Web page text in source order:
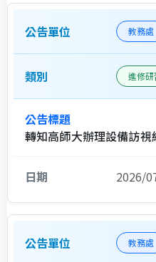
教務處
進修研
轉知高師大辦理設備訪視
2026/
教務處